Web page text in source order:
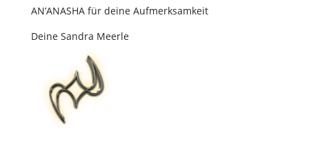
AN’ANASHA für deine Aufmerksamkeit
Deine Sandra Meerle